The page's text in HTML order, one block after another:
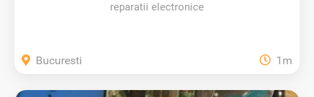
reparatii electronice
Bucuresti 1m